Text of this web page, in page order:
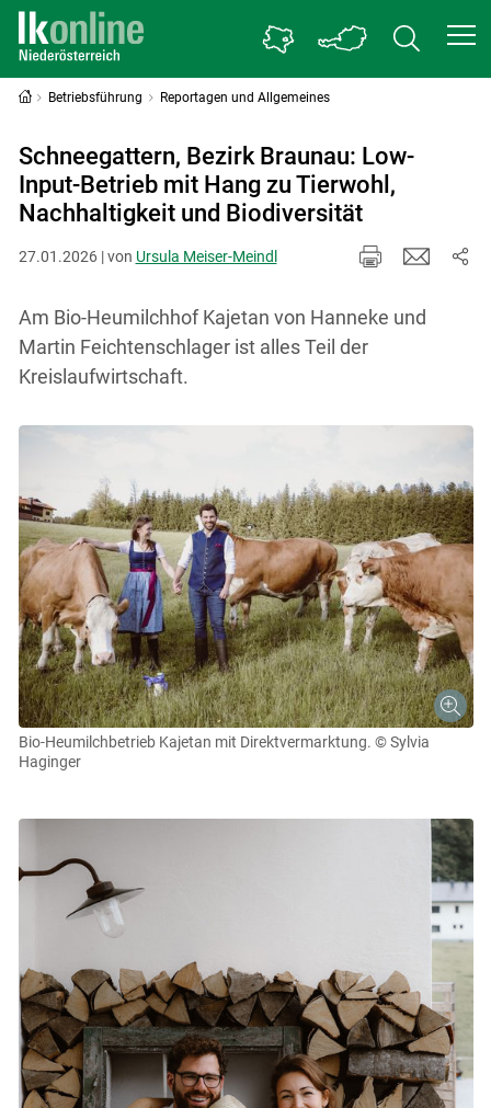
Betriebsführung Reportagen und Allgemeines
Schneegattern, Bezirk Braunau: Low-
Input-Betrieb mit Hang zu Tierwohl,
Nachhaltigkeit und Biodiversität
27.01.2026 | von Ursula Meiser-Meindl
Am Bio-Heumilchhof Kajetan von Hanneke und
Martin Feichtenschlager ist alles Teil der
Kreislaufwirtschaft.
Bio-Heumilchbetrieb Kajetan mit Direktvermarktung. © Sylvia
Haginger